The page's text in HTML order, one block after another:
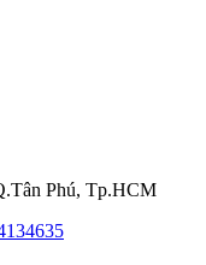
Phú, Tp.HCM